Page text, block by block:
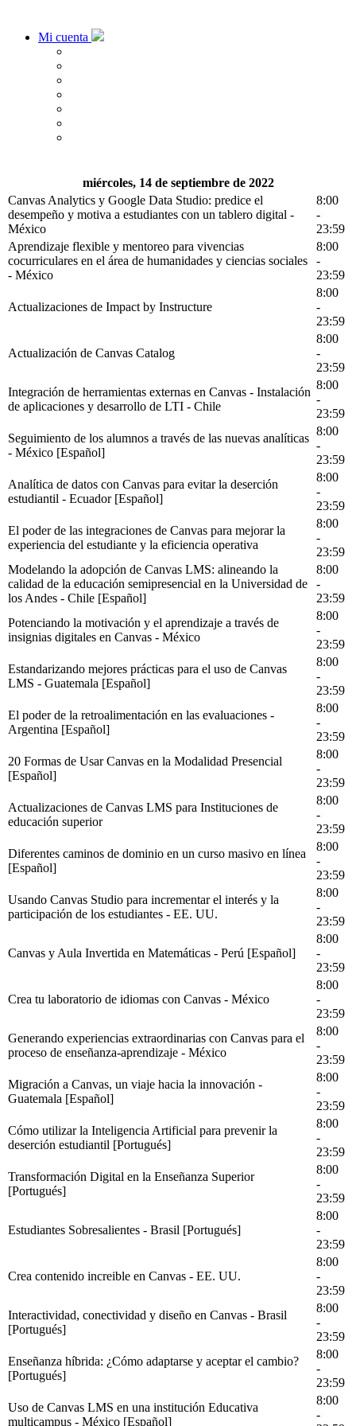
Mi cuenta
miércoles, 14 de septiembre de 2022
Canvas Analytics y Google Data Studio: predice el
desempeño y motiva a estudiantes con un tablero digital -
México
8:00
-
23:59
Aprendizaje flexible y mentoreo para vivencias
cocurriculares en el área de humanidades y ciencias sociales
- México
8:00
-
23:59
Actualizaciones de Impact by Instructure
8:00
-
23:59
Actualización de Canvas Catalog
8:00
-
23:59
Integración de herramientas externas en Canvas - Instalación
de aplicaciones y desarrollo de LTI - Chile
8:00
-
23:59
Seguimiento de los alumnos a través de las nuevas analíticas
- México [Español]
8:00
-
23:59
Analítica de datos con Canvas para evitar la deserción
estudiantil - Ecuador [Español]
8:00
-
23:59
El poder de las integraciones de Canvas para mejorar la
experiencia del estudiante y la eficiencia operativa
8:00
-
23:59
Modelando la adopción de Canvas LMS: alineando la
calidad de la educación semipresencial en la Universidad de
los Andes - Chile [Español]
8:00
-
23:59
Potenciando la motivación y el aprendizaje a través de
insignias digitales en Canvas - México
8:00
-
23:59
Estandarizando mejores prácticas para el uso de Canvas
LMS - Guatemala [Español]
8:00
-
23:59
El poder de la retroalimentación en las evaluaciones -
Argentina [Español]
8:00
-
23:59
20 Formas de Usar Canvas en la Modalidad Presencial
[Español]
8:00
-
23:59
Actualizaciones de Canvas LMS para Instituciones de
educación superior
8:00
-
23:59
Diferentes caminos de dominio en un curso masivo en línea
[Español]
8:00
-
23:59
Usando Canvas Studio para incrementar el interés y la
participación de los estudiantes - EE. UU.
8:00
-
23:59
Canvas y Aula Invertida en Matemáticas - Perú [Español]
8:00
-
23:59
Crea tu laboratorio de idiomas con Canvas - México
8:00
-
23:59
Generando experiencias extraordinarias con Canvas para el
proceso de enseñanza-aprendizaje - México
8:00
-
23:59
Migración a Canvas, un viaje hacia la innovación -
Guatemala [Español]
8:00
-
23:59
Cómo utilizar la Inteligencia Artificial para prevenir la
deserción estudiantil [Portugués]
8:00
-
23:59
Transformación Digital en la Enseñanza Superior
[Portugués]
8:00
-
23:59
Estudiantes Sobresalientes - Brasil [Portugués]
8:00
-
23:59
Crea contenido increible en Canvas - EE. UU.
8:00
-
23:59
Interactividad, conectividad y diseño en Canvas - Brasil
[Portugués]
8:00
-
23:59
Enseñanza híbrida: ¿Cómo adaptarse y aceptar el cambio?
[Portugués]
8:00
-
23:59
Uso de Canvas LMS en una institución Educativa
multicampus - México [Español]
8:00
-